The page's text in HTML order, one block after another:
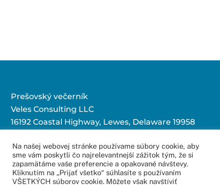
Prešovský večerník
Veles Consulting LLC
16192 Coastal Highway, Lewes, Delaware 19958
Kontaktujte nás:
redakcia@povecernik.sk
Na našej webovej stránke používame súbory cookie, aby
sme vám poskytli čo najrelevantnejší zážitok tým, že si
zapamätáme vaše preferencie a opakované návštevy.
Kliknutím na „Prijať všetko“ súhlasíte s používaním
VŠETKÝCH súborov cookie. Môžete však navštíviť